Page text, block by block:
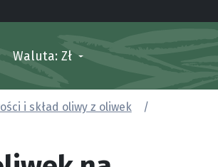
Waluta: Zł
i skład oliwy z oliwek